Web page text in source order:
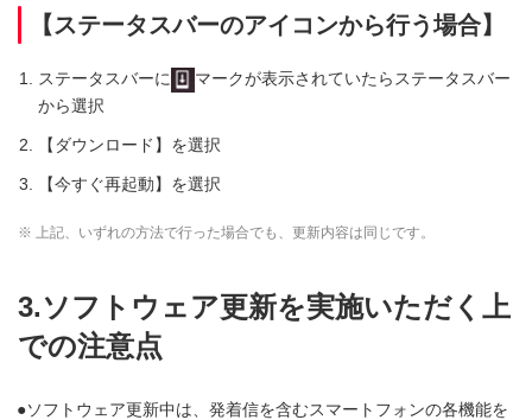
【ステータスバーのアイコンから行う場合】
ステータスバーに
マークが表示されていたらステータスバー
から選択
【ダウンロード】を選択
【今すぐ再起動】を選択
※ 上記、いずれの方法で行った場合でも、更新内容は同じです。
3.ソフトウェア更新を実施いただく上
での注意点
ソフトウェア更新中は、発着信を含むスマートフォンの各機能を